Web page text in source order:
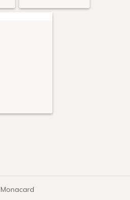
Monacard